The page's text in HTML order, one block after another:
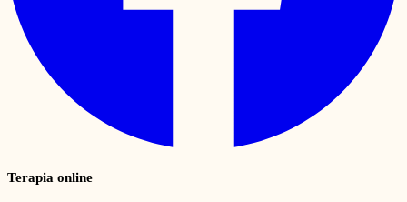
Terapia online